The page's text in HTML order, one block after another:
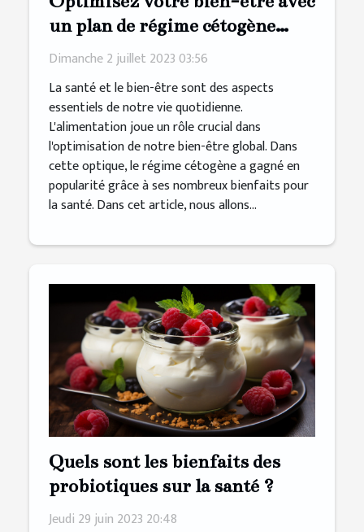
un plan de régime cétogène
personnalisé
Dimanche 2 juillet 2023 03:56
La santé et le bien-être sont des aspects
essentiels de notre vie quotidienne.
L'alimentation joue un rôle crucial dans
l'optimisation de notre bien-être global. Dans
cette optique, le régime cétogène a gagné en
popularité grâce à ses nombreux bienfaits pour
la santé. Dans cet article, nous allons...
Quels sont les bienfaits des
probiotiques sur la santé ?
Jeudi 29 juin 2023 20:48